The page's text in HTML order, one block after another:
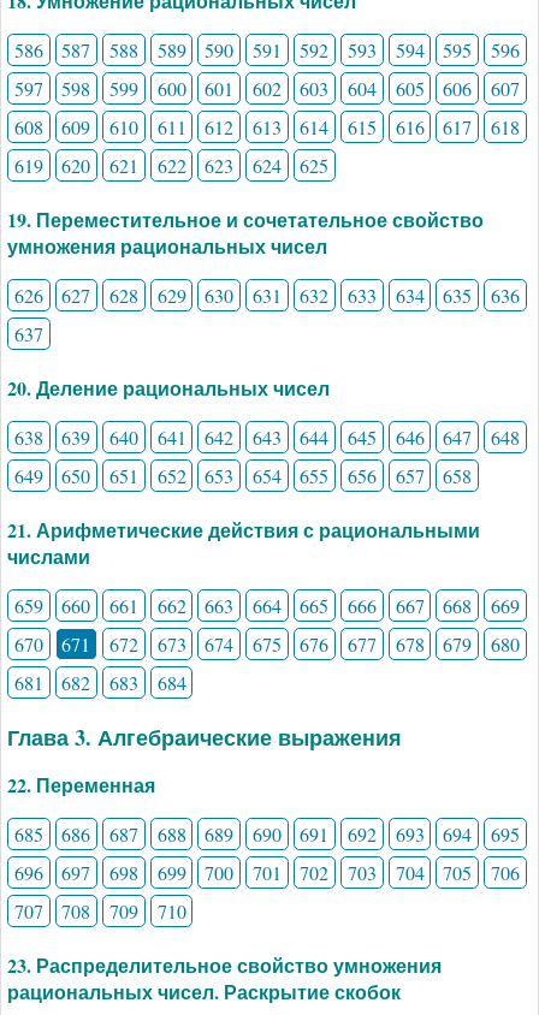
586 587 588 589 590 591 592 593 594 595
596
597
598 599 600 601 602 603 604 605 606
607
608
609 610 611 612 613 614 615 616 617
618
619
620 621 622 623 624 625
19. Переместительное и сочетательное свойство
умножения рациональных чисел
626 627 628 629 630 631 632 633 634 635
636
637
20. Деление рациональных чисел
638 639 640 641 642 643 644 645 646 647
648
649
650 651 652 653 654 655 656 657 658
21. Арифметические действия с рациональными
числами
659 660 661 662 663 664 665 666 667 668
669
670
671 672 673 674 675 676 677 678 679
680
681
682 683 684
Глава 3. Алгебраические выражения
22. Переменная
685 686 687 688 689 690 691 692 693 694
695
696
697 698 699 700 701 702 703 704 705
706
707
708 709 710
23. Распределительное свойство умножения
рациональных чисел. Раскрытие скобок